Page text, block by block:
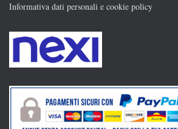
Informativa dati personali e cookie policy